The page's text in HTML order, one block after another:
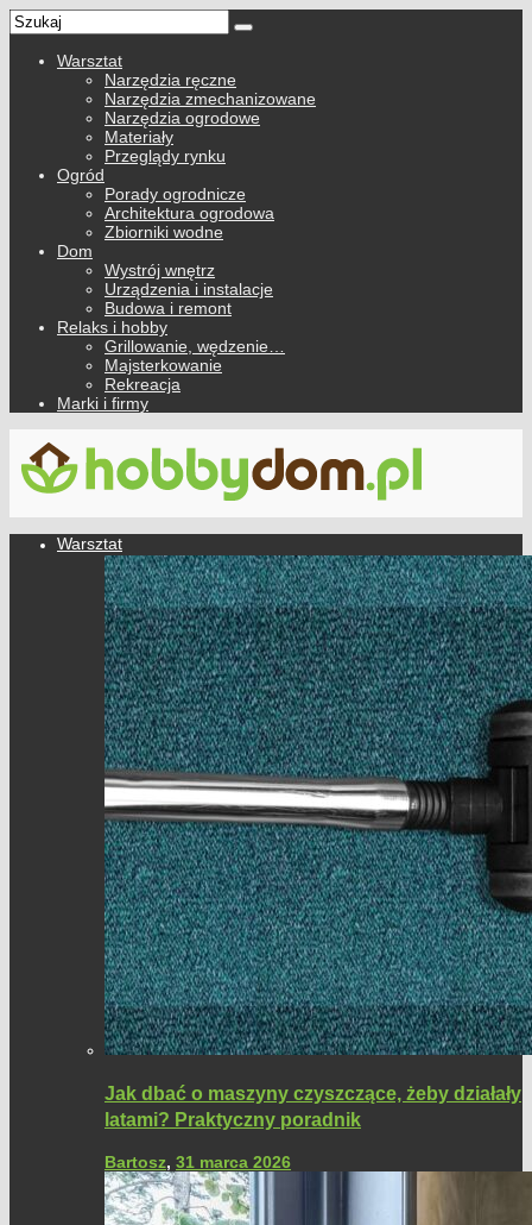
Warsztat
Narzędzia ręczne
Narzędzia zmechanizowane
Narzędzia ogrodowe
Materiały
Przeglądy rynku
Ogród
Porady ogrodnicze
Architektura ogrodowa
Zbiorniki wodne
Dom
Wystrój wnętrz
Urządzenia i instalacje
Budowa i remont
Relaks i hobby
Grillowanie, wędzenie…
Majsterkowanie
Rekreacja
Marki i firmy
Warsztat
Jak dbać o maszyny czyszczące, żeby działały
latami? Praktyczny poradnik
Bartosz, 31 marca 2026